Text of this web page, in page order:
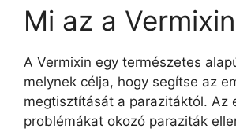
Mi az a
A Vermixin egy természetes
melynek célja, hogy segítse az
megtisztítását a parazitáktól. Az
problémákat okozó paraziták